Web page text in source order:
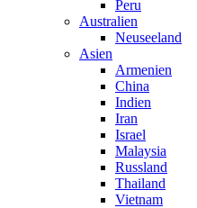
Peru
Australien
Neuseeland
Asien
Armenien
China
Indien
Iran
Israel
Malaysia
Russland
Thailand
Vietnam